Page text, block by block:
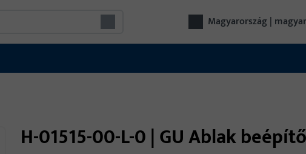
Magyarország | magyar
H-01515-00-L-0 | GU Ablak